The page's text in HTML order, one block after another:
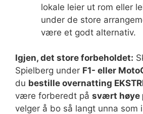
lokale leier ut rom eller
under de store
være et godt alternativ.
Igjen, det store forbeholdet:
Spielberg under F1- eller
du bestille overnatting
være forberedt på svært høye
velger å bo så langt unna som